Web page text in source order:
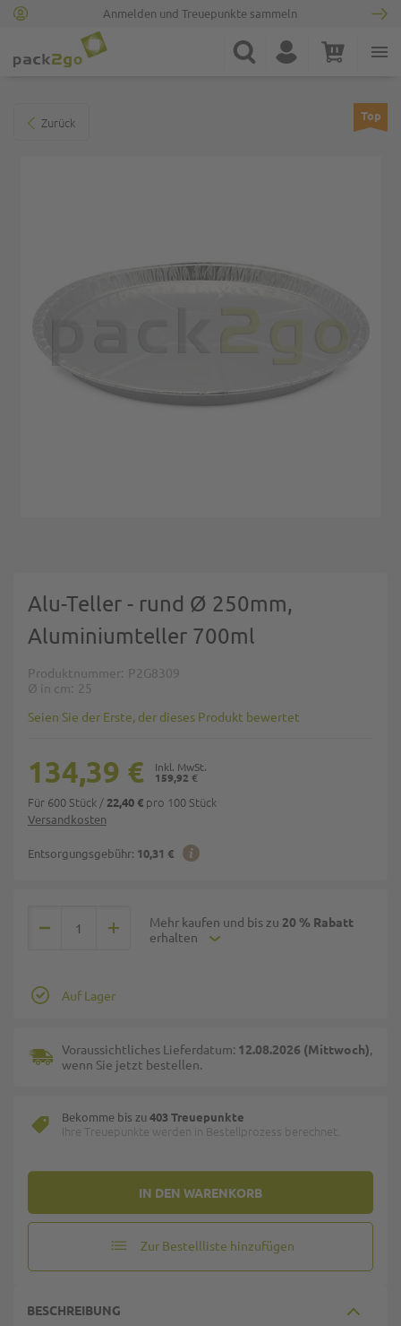
Anmelden und Treuepunkte sammeln
Suche Konto Warenkorb
Zurück Top
Alu-Teller - rund Ø 250mm,
Aluminiumteller 700ml
Produktnummer P2G8309
Ø in cm
25
Seien Sie der Erste, der dieses Produkt bewertet
Versandkosten
Entsorgungsgebühr: 10,31 €
159,92 €
134,39 €
Für 600 Stück / 22,40 € pro 100 Stück
Mehr kaufen und bis zu 20 % Rabatt
erhalten
IN DEN WARENKORB
Auf Lager
Voraussichtliches Lieferdatum: 12.08.2026 (Mittwoch),
wenn Sie jetzt bestellen.
Bekomme bis zu 403 Treuepunkte
Ihre Treuepunkte werden in Bestellprozess berechnet.
Zur Bestellliste hinzufügen
BESCHREIBUNG